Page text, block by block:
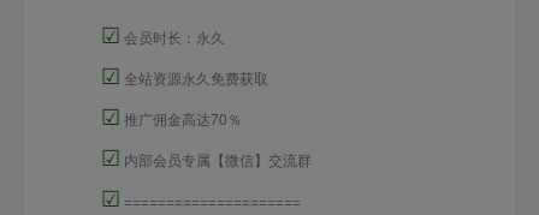
☑ 会员时长：永久
☑ 全站资源永久免费获取
☑ 推广佣金高达70％
☑ 内部会员专属【微信】交流群
☑ =====================